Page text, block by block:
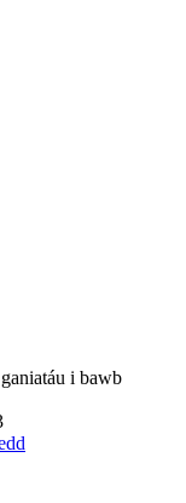
i bawb